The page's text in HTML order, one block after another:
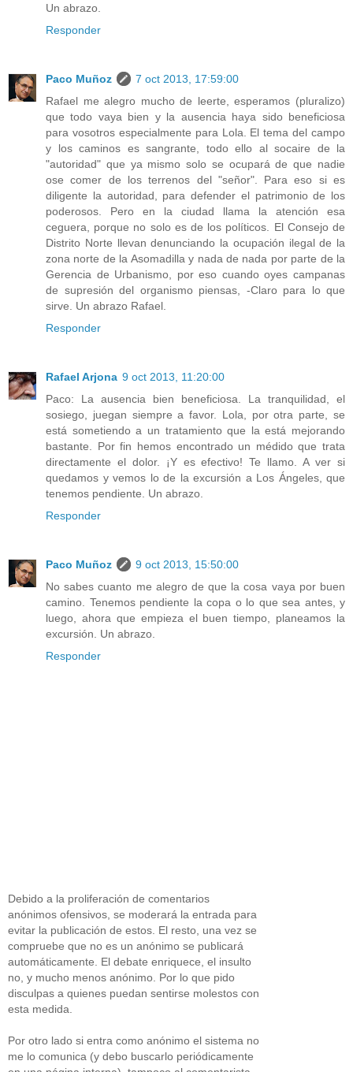
Un abrazo.
Responder
Paco Muñoz
7 oct 2013, 17:59:00
Rafael me alegro mucho de leerte, esperamos (pluralizo)
que todo vaya bien y la ausencia haya sido beneficiosa
para vosotros especialmente para Lola. El tema del campo
y los caminos es sangrante, todo ello al socaire de la
"autoridad" que ya mismo solo se ocupará de que nadie
ose comer de los terrenos del "señor". Para eso si es
diligente la autoridad, para defender el patrimonio de los
poderosos. Pero en la ciudad llama la atención esa
ceguera, porque no solo es de los políticos. El Consejo de
Distrito Norte llevan denunciando la ocupación ilegal de la
zona norte de la Asomadilla y nada de nada por parte de la
Gerencia de Urbanismo, por eso cuando oyes campanas
de supresión del organismo piensas, -Claro para lo que
sirve. Un abrazo Rafael.
Responder
Rafael Arjona 9 oct 2013, 11:20:00
Paco: La ausencia bien beneficiosa. La tranquilidad, el
sosiego, juegan siempre a favor. Lola, por otra parte, se
está sometiendo a un tratamiento que la está mejorando
bastante. Por fin hemos encontrado un médido que trata
directamente el dolor. ¡Y es efectivo! Te llamo. A ver si
quedamos y vemos lo de la excursión a Los Ángeles, que
tenemos pendiente. Un abrazo.
Responder
Paco Muñoz
9 oct 2013, 15:50:00
No sabes cuanto me alegro de que la cosa vaya por buen
camino. Tenemos pendiente la copa o lo que sea antes, y
luego, ahora que empieza el buen tiempo, planeamos la
excursión. Un abrazo.
Responder
Debido a la proliferación de comentarios
anónimos ofensivos, se moderará la entrada para
evitar la publicación de estos. El resto, una vez se
compruebe que no es un anónimo se publicará
automáticamente. El debate enriquece, el insulto
no, y mucho menos anónimo. Por lo que pido
disculpas a quienes puedan sentirse molestos con
esta medida.
Por otro lado si entra como anónimo el sistema no
me lo comunica (y debo buscarlo periódicamente